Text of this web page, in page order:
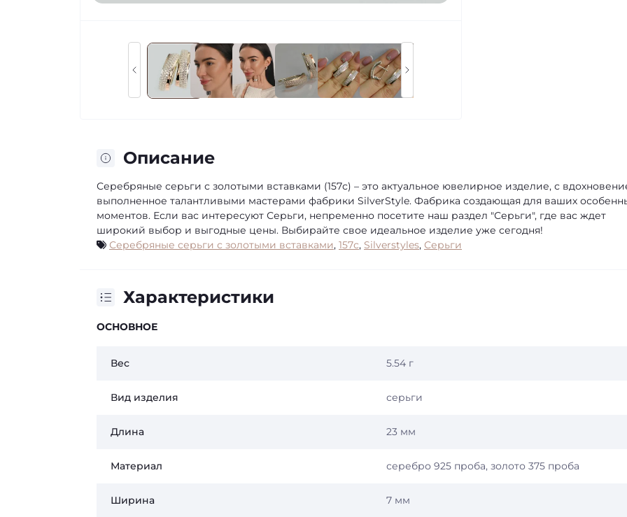
Описание
Серебряные серьги с золотыми вставками (157с) – это актуальное ювелирное изделие, с
выполненное талантливыми мастерами фабрики SilverStyle. Фабрика создающая для ваших
моментов. Если вас интересуют Серьги, непременно посетите наш раздел "Серьги", где вас ждет
широкий выбор и выгодные цены. Выбирайте свое идеальное изделие уже сегодня!
Серебряные серьги с золотыми вставками, 157с, Silverstyles, Серьги
Характеристики
ОСНОВНОЕ
Вес 5.54 г
Вид изделия серьги
Длина 23 мм
Материал серебро 925 проба, золото 375 проба
Ширина 7 мм